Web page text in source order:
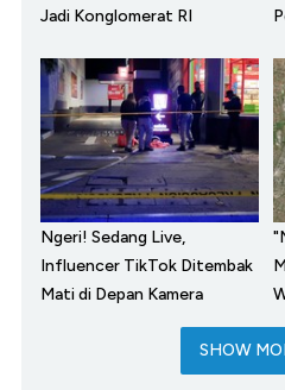
Jadi Konglomerat RI
Ngeri! Sedang Live,
Influencer TikTok Ditembak
Mati di Depan Kamera
SHOW